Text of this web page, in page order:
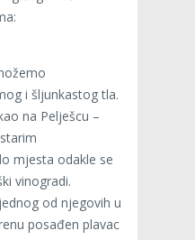
i šljunkastog tla.
na Pelješcu –
mjesta odakle se
vinogradi.
od njegovih u
posađen plavac